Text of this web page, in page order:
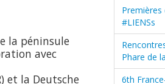
la péninsule
avec
et la Deutsche
#LIENSs
Phare de
6th